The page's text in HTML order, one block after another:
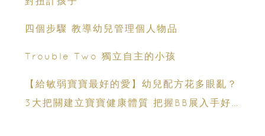
四個步驟 教導幼兒管理個人物品
Trouble Two 獨立自主的小孩
【給敏弱寶寶最好的愛】幼兒配方花多眼亂？
3大把關建立寶寶健康體質 把握BB展入手好